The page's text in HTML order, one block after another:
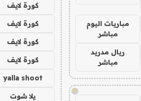
مباريات اليوم
مباشر
ريال مدريد
مباشر
!
كورة لايف
كورة لايف
كورة لايف
كورة لايف
yalla shoot
يلا شوت